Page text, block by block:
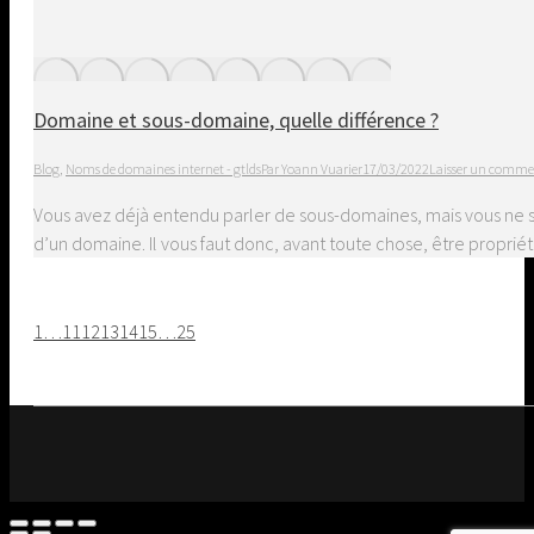
Domaine et sous-domaine, quelle différence ?
Blog Noms de domaines internet - gtldsParYoann Vuarier17/03/2022Laisser un
Vous avez déjà entendu parler de sous-domaines, mais vous
d’un domaine. Il vous faut donc, avant toute chose, être
1 11 12131415 25
Go